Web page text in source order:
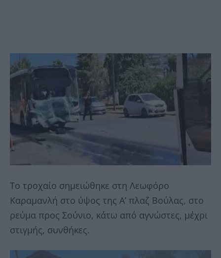
Το τροχαίο σημειώθηκε στη Λεωφόρο
Καραμανλή στο ύψος της Α’ πλαζ Βούλας, στο
ρεύμα προς Σούνιο, κάτω από αγνώστες, μέχρι
στιγμής, συνθήκες.